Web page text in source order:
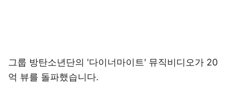
그룹 방탄소년단의 '다이너마이트' 뮤직비디오가 20
억 뷰를 돌파했습니다.